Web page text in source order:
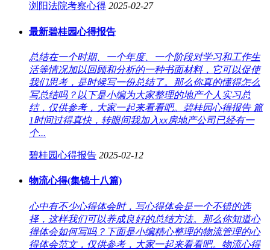
浏阳法院考察心得 2025-02-27
最新碧桂园心得报告
总结在一个时期、一个年度、一个阶段对学习和工作生
活等情况加以回顾和分析的一种书面材料，它可以促使
我们思考，是时候写一份总结了。那么你真的懂得怎么
写总结吗？以下是小编为大家整理的地产个人实习总
结，仅供参考，大家一起来看看吧。碧桂园心得报告 篇
1时间过得真快，转眼间我加入хх房地产公司已经有一
个...
碧桂园心得报告 2025-02-12
物流心得(集锦十八篇)
心中有不少心得体会时，写心得体会是一个不错的选
择，这样我们可以养成良好的总结方法。那么你知道心
得体会如何写吗？下面是小编精心整理的物流管理的心
得体会范文，仅供参考，大家一起来看看吧。物流心得